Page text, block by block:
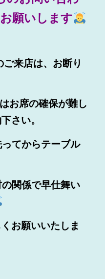
願いします
来店は、お断り
お席の確保が難し
さい。
てからテーブル
関係で早仕舞い
お願いいたしま